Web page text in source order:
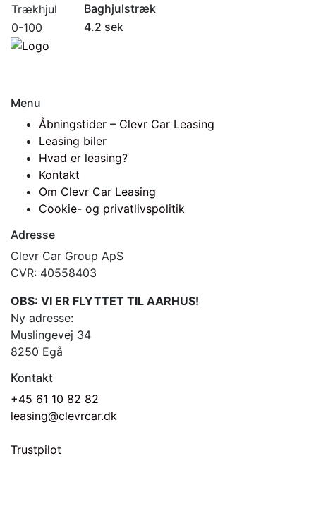
Trækhjul
Baghjulstræk
0-100
4.2 sek
Menu
Åbningstider – Clevr Car Leasing
Leasing biler
Hvad er leasing?
Kontakt
Om Clevr Car Leasing
Cookie- og privatlivspolitik
Adresse
Clevr Car Group ApS
CVR: 40558403
OBS: VI ER FLYTTET TIL AARHUS!
Ny adresse:
Muslingevej 34
8250 Egå
Kontakt
+45 61 10 82 82
leasing@clevrcar.dk
Trustpilot